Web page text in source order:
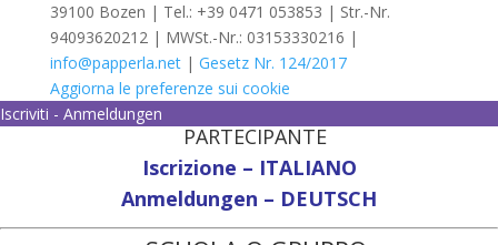
39100 Bozen | Tel.: +39 0471 053853 | Str.-Nr.
94093620212 | MWSt.-Nr.: 03153330216 |
info@papperla.net| Gesetz Nr. 124/2017
Aggiorna le preferenze sui cookie
Iscriviti - Anmeldungen
PARTECIPANTE
Iscrizione – ITALIANO
Anmeldungen – DEUTSCH